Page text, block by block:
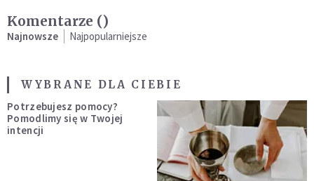
Komentarze ()
Najnowsze Najpopularniejsze
WYBRANE DLA CIEBIE
Potrzebujesz pomocy?
Pomodlimy się w Twojej
intencji